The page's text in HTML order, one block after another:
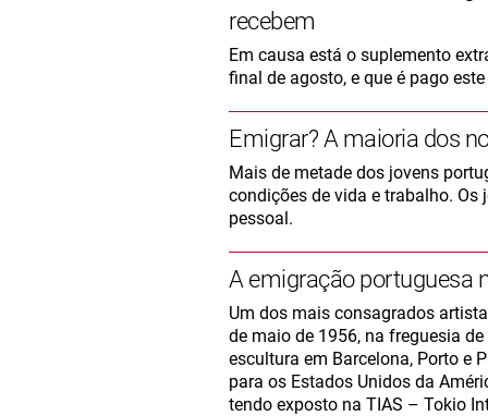
recebem
Em causa está o suplemento
final de agosto, e que é pago
Emigrar? A maioria dos
Mais de metade dos jovens
condições de vida e trabalho.
pessoal.
A emigração portuguesa
Um dos mais consagrados
de maio de 1956, na freguesia
escultura em Barcelona, Porto e
para os Estados Unidos da
tendo exposto na TIAS – Tokio